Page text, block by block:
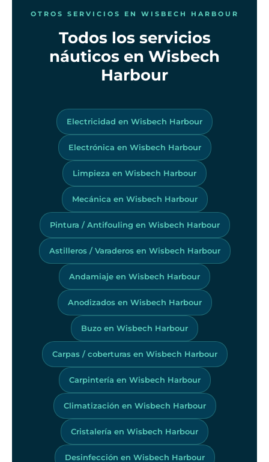
OTROS SERVICIOS EN WISBECH HARBOUR
Todos los servicios
náuticos en Wisbech
Harbour
Electricidad en Wisbech Harbour
Electrónica en Wisbech Harbour
Limpieza en Wisbech Harbour
Mecánica en Wisbech Harbour
Pintura / Antifouling en Wisbech Harbour
Astilleros / Varaderos en Wisbech Harbour
Andamiaje en Wisbech Harbour
Anodizados en Wisbech Harbour
Buzo en Wisbech Harbour
Carpas / coberturas en Wisbech Harbour
Carpintería en Wisbech Harbour
Climatización en Wisbech Harbour
Cristalería en Wisbech Harbour
Desinfección en Wisbech Harbour